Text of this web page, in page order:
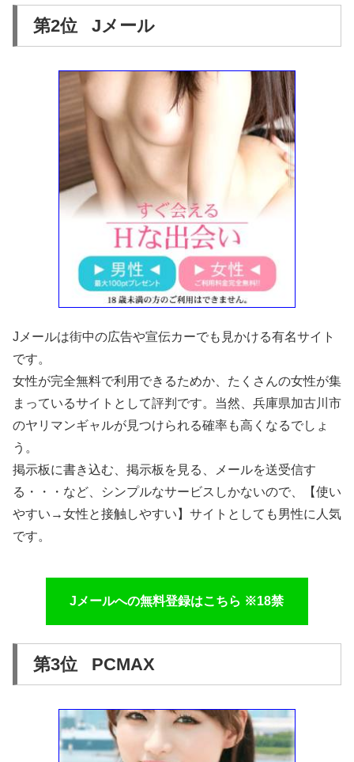
第2位 Jメール
Jメールは街中の広告や宣伝カーでも見かける有名サイト
です。
女性が完全無料で利用できるためか、たくさんの女性が集
まっているサイトとして評判です。当然、兵庫県加古川市
のヤリマンギャルが見つけられる確率も高くなるでしょ
う。
掲示板に書き込む、掲示板を見る、メールを送受信す
る・・・など、シンプルなサービスしかないので、【使い
やすい→女性と接触しやすい】サイトとしても男性に人気
です。
Jメールへの無料登録はこちら ※18禁
第3位 PCMAX